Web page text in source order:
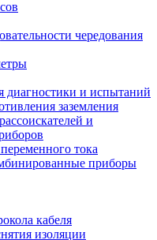
чередования
диагностики и испытаний
заземления
и
тока
приборы
кабеля
изоляции